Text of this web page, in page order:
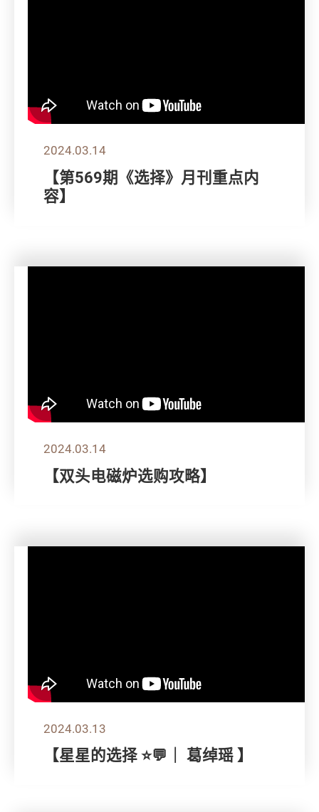
2024.03.14
【第569期《选择》月刊重点内
容】
2024.03.14
【双头电磁炉选购攻略】
2024.03.13
【星星的选择 ⭐💬｜ 葛绰瑶 】